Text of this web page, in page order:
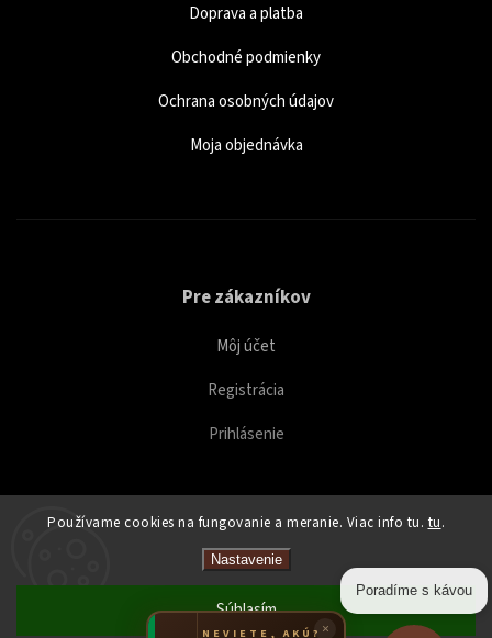
Používame cookies na fungovanie a meranie. Viac info tu. tu.
Nastavenie
Súhlasím
Doprava a platba
Obchodné podmienky
Ochrana osobných údajov
Moja objednávka
Pre zákazníkov
Môj účet
Registrácia
Prihlásenie
Caffeitaliano. Všetky práva vyhradené.
Upraviť nastavenie cookies
Poradíme s kávou
×
NEVIETE, AKÚ?